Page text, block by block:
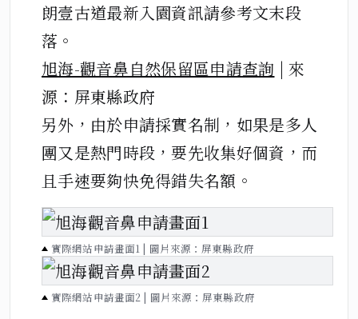
朗壹古道最新入園資訊請參考文末段
落。
旭海-觀音鼻自然保留區申請查詢 | 來
源：屏東縣政府
另外，由於申請採實名制，如果是多人
團又是熱門時段，要先收集好個資，而
且手速要夠快免得錯失名額。
實際網站申請畫面1 | 圖片來源：屏東縣政府
實際網站申請畫面2 | 圖片來源：屏東縣政府